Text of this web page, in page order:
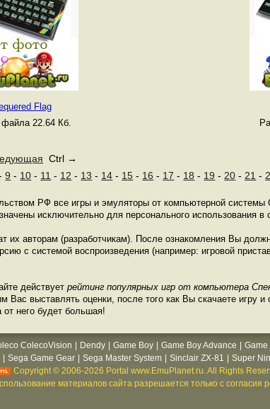
Flag
файла 22.64 Кб.
Ctrl →
9 - 10 - 11 - 12 - 13 - 14 - 15 - 16 - 17 - 18 - 19 - 20 - 21 -
РФ все игры и эмуляторы от компьютерной
исключительно для персонального использования в
их авторам (разработчикам). После ознакомления Вы
с системой воспроизведения (например: игровой
действует рейтинг популярных игр от компьютера
выставлять оценки, после того как Вы скачаете игру и
от него будет большая!
ColecoVision Dendy Game Boy Game Boy Advance Game
Sega Game Gear Sega Master System Sinclair ZX-81 Super
Copyright © 2006-2026 Portal www.EmuPlanet.ru. All Rights
материалов сайта разрешается только с согласия